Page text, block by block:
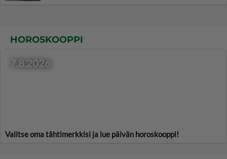
HOROSKOOPPI
7.8.2026
Valitse oma tähtimerkkisi ja lue päivän horoskooppi!